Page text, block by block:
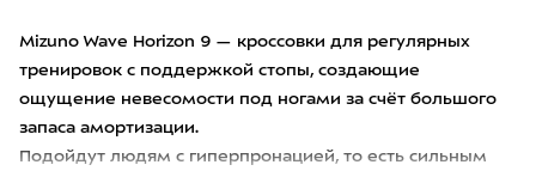
Mizuno Wave Horizon 9 — кроссовки для регулярных
тренировок с поддержкой стопы, создающие
ощущение невесомости под ногами за счёт большого
запаса амортизации.
Подойдут людям с гиперпронацией, то есть сильным